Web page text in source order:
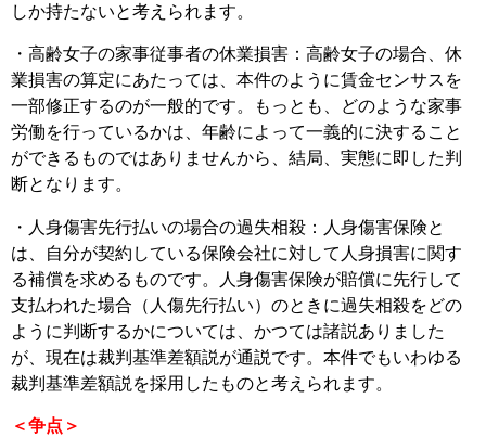
しか持たないと考えられます。
・高齢女子の家事従事者の休業損害：高齢女子の場合、休
業損害の算定にあたっては、本件のように賃金センサスを
一部修正するのが一般的です。もっとも、どのような家事
労働を行っているかは、年齢によって一義的に決すること
ができるものではありませんから、結局、実態に即した判
断となります。
・人身傷害先行払いの場合の過失相殺：人身傷害保険と
は、自分が契約している保険会社に対して人身損害に関す
る補償を求めるものです。人身傷害保険が賠償に先行して
支払われた場合（人傷先行払い）のときに過失相殺をどの
ように判断するかについては、かつては諸説ありました
が、現在は裁判基準差額説が通説です。本件でもいわゆる
裁判基準差額説を採用したものと考えられます。
＜争点＞